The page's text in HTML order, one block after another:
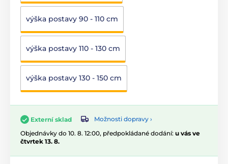
výška postavy 90 - 110 cm
výška postavy 110 - 130 cm
výška postavy 130 - 150 cm
Externí sklad
Možnosti dopravy ›
Objednávky do 10. 8. 12:00, předpokládané dodání: u vás ve
čtvrtek 13. 8.